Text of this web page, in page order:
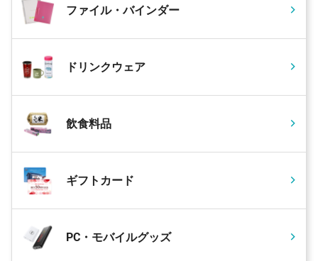
ファイル・バインダー
ドリンクウェア
飲食料品
ギフトカード
PC・モバイルグッズ